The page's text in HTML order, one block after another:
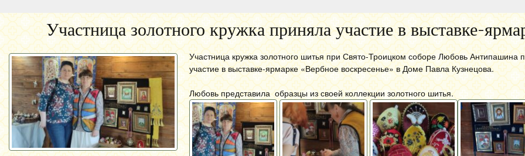
Участница золотного кружка приняла участие в выставке-
Участница кружка золотного шитья при Свято-Троицком соборе Любовь Антипашина
участие в выставке-ярмарке «Вербное воскресенье» в Доме Павла Кузнецова.
Любовь представила образцы из своей коллекции золотного шитья.